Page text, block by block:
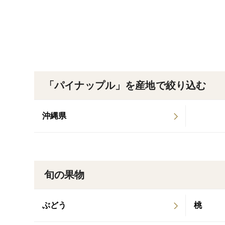
「パイナップル」を産地で絞り込む
沖縄県
旬の果物
ぶどう 桃